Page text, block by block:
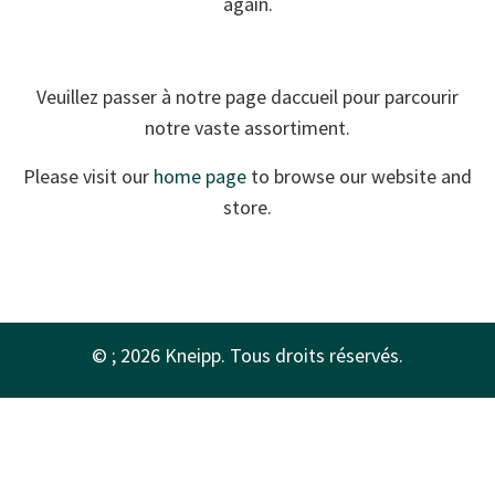
Veuillez passer à notre page daccueil pour parcourir
notre vaste assortiment.
Please visit our home page to browse our website and
store.
© ; 2026 Kneipp. Tous droits réservés.